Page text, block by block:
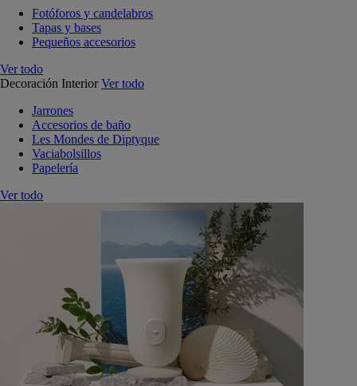
Fotóforos y candelabros
Tapas y bases
Pequeños accesorios
Ver todo
Decoración Interior Ver todo
Jarrones
Accesorios de baño
Les Mondes de Diptyque
Vaciabolsillos
Papelería
Ver todo